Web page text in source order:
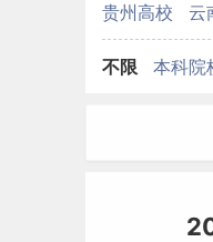
贵州高校
云
不限 本科院